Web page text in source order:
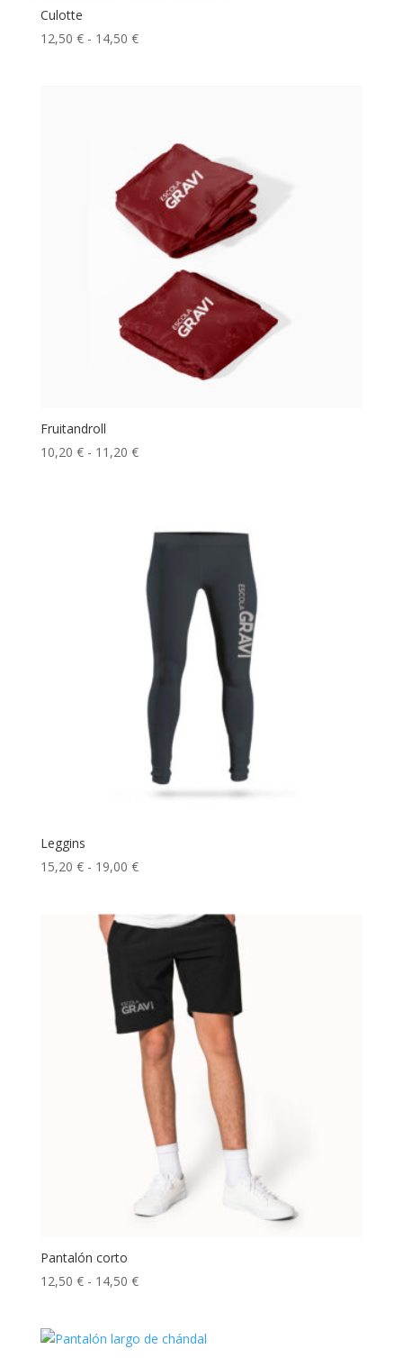
Culotte
12,50 € - 14,50 €Rango
14,50 €
Fruitandroll
10,20 € - 11,20 €Rango
10,20 €
hasta
11,20 €
Leggins
15,20 € - 19,00 €Rango
desde
19,00 €
Pantalón corto
12,50 € - 14,50 €Rango
desde